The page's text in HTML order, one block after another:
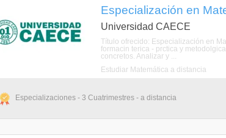
Especialización en
Universidad CAECE
Título ofrecido: Especialización en
formacin terica - prctica y
concretos. Analizar y ...
Estudiar Matemática a distancia
Especializaciones - 3 Cuatrimestres - a distancia